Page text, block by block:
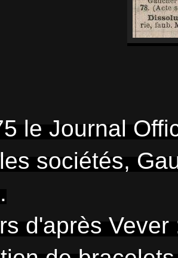
le Journal
sociétés,
d'après